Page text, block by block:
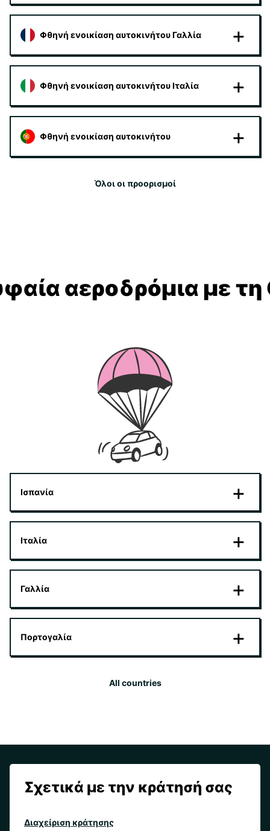
Φθηνή ενοικίαση αυτοκινήτου Γαλλία
Φθηνή ενοικίαση αυτοκινήτου Ιταλία
Φθηνή ενοικίαση αυτοκινήτου
Όλοι οι προορισμοί
αεροδρόμια με τη
Ισπανία
Ιταλία
Γαλλία
Πορτογαλία
All countries
Σχετικά με την κράτησή σας
Διαχείριση κράτησης